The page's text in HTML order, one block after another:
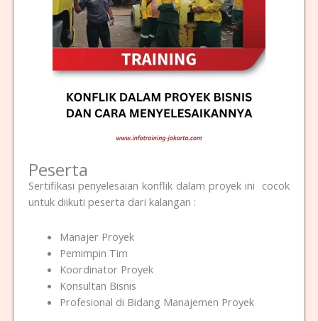
Peserta
Sertifikasi penyelesaian konflik dalam proyek ini cocok
untuk diikuti peserta dari kalangan :
Manajer Proyek
Pemimpin Tim
Koordinator Proyek
Konsultan Bisnis
Profesional di Bidang Manajemen Proyek